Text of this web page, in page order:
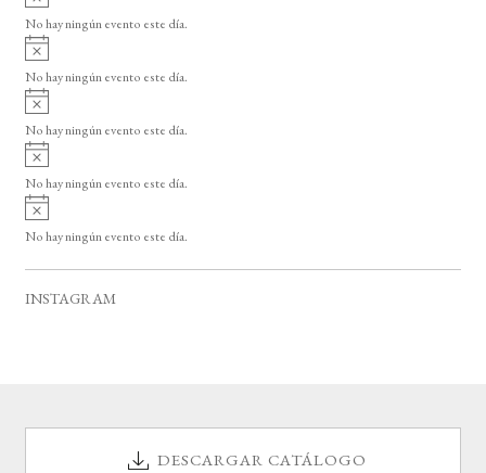
o
v
i
o
No hay ningún evento este día.
A
v
i
o
No hay ningún evento este día.
A
v
i
o
No hay ningún evento este día.
A
v
i
o
No hay ningún evento este día.
A
v
i
No hay ningún evento este día.
INSTAGRAM
DESCARGAR CATÁLOGO